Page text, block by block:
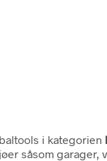
i kategorien
såsom